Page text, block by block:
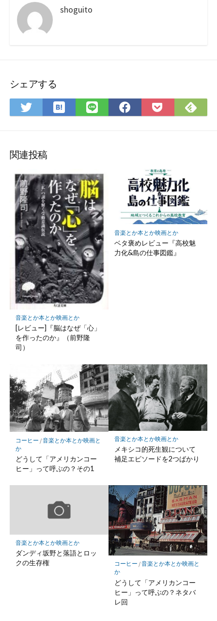
shoguito
シェアする
Twitter
で
ア
は
て
マ
ー
ク
に
保
存
LINE
で
Facebook
で
Pocket
に
で
関連投稿
音楽とか本とか映画とか
[レビュー]『脳はなぜ「心」
を作ったのか』（前野隆
司）
音楽とか本とか映画とか
ベタ褒めレビュー『高校魅
力化&島の仕事図鑑』
コーヒー /音楽とか本とか映画と
か
どうして「アメリカンコー
ヒー」って呼ぶの？その1
音楽とか本とか映画とか
メキシコ的死生観について
補足エピソードを2つばかり
音楽とか本とか映画とか
ダンディ坂野と落語とロッ
クの生存権
コーヒー /音楽とか本とか映画と
か
どうして「アメリカンコー
ヒー」って呼ぶの？ネタバ
レ回